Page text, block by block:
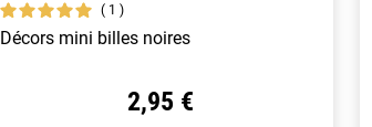
1
Décors mini billes noires
2,95 €